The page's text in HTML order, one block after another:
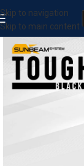
Skip to navigation
Skip to main content